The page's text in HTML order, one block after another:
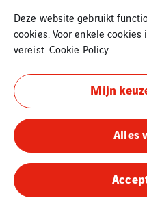
VINCI Energies Belgium
VINCI Energies
The Agility Effect
Juridische informatie
Privacybeleid
Cookies
Deze website gebruikt
cookies. Voor enkele
vereist. Cookie Policy
Mijn
Alles